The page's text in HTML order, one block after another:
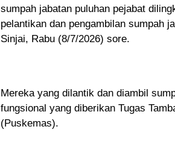
sumpah jabatan puluhan pejabat
pelantikan dan pengambilan sumpah
Sinjai, Rabu (8/7/2026) sore.
Mereka yang dilantik dan diambil
fungsional yang diberikan Tugas
(Puskemas).